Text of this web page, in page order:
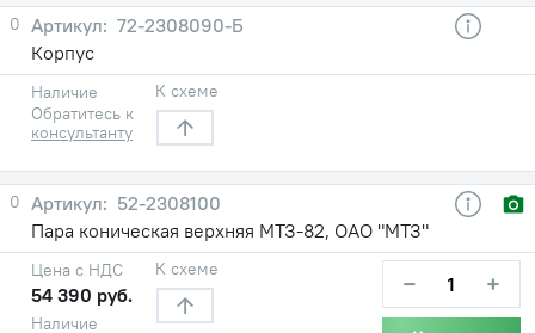
0
72-2308090-Б
Корпус
Наличие
Обратитесь к
консультанту
К схеме
0
52-2308100
Пара коническая верхняя МТЗ-82, ОАО "МТЗ"
Наличие
Цена с НДС
54 390 руб.
К схеме − +